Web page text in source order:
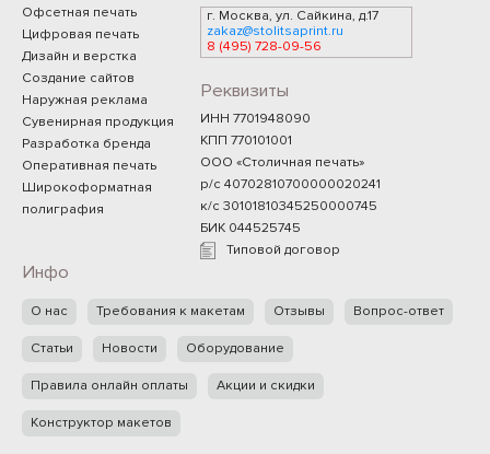
Офсетная печать
Цифровая печать
Дизайн и верстка
Создание сайтов
Наружная реклама
Сувенирная продукция
Разработка бренда
Оперативная печать
Широкоформатная
полиграфия
г. Москва, ул. Сайкина, д.17
zakaz@stolitsaprint.ru
8 (495) 728-09-56
Реквизиты
ИНН 7701948090
КПП 770101001
ООО «Столичная печать»
р/с 40702810700000020241
к/с 30101810345250000745
БИК 044525745
Типовой договор
Инфо
О нас Требования к макетам Отзывы Вопрос-ответ
Статьи Новости Оборудование
Правила онлайн оплаты Акции и скидки
Конструктор макетов